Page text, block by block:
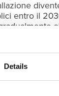
Details
entro il
: gli
per
previste
militari